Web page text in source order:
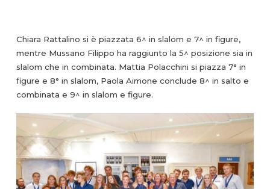
Chiara Rattalino si è piazzata 6^ in slalom e 7^ in figure,
mentre Mussano Filippo ha raggiunto la 5^ posizione sia in
slalom che in combinata. Mattia Polacchini si piazza 7° in
figure e 8° in slalom, Paola Aimone conclude 8^ in salto e
combinata e 9^ in slalom e figure.